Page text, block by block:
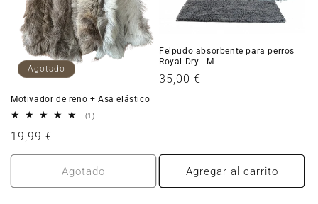
Agotado
Motivador de reno + Asa elástico
(1)1
Precio
habitual
19,99 €
Agotado
Felpudo absorbente para perros
Royal Dry - M
Precio
35,00 €
Agregar al carrito